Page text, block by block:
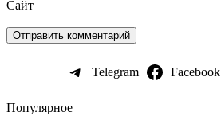
Сайт
Telegram Facebook
Популярное